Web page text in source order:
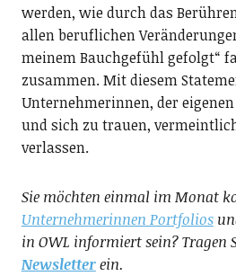
werden, wie durch das
allen beruflichen
meinem Bauchgefühl gefolgt“
zusammen. Mit diesem
Unternehmerinnen, der
und sich zu trauen,
verlassen.
Sie möchten einmal im Monat
Unternehmerinnen Portfolios
in OWL informiert sein? Tragen
Newsletterein.